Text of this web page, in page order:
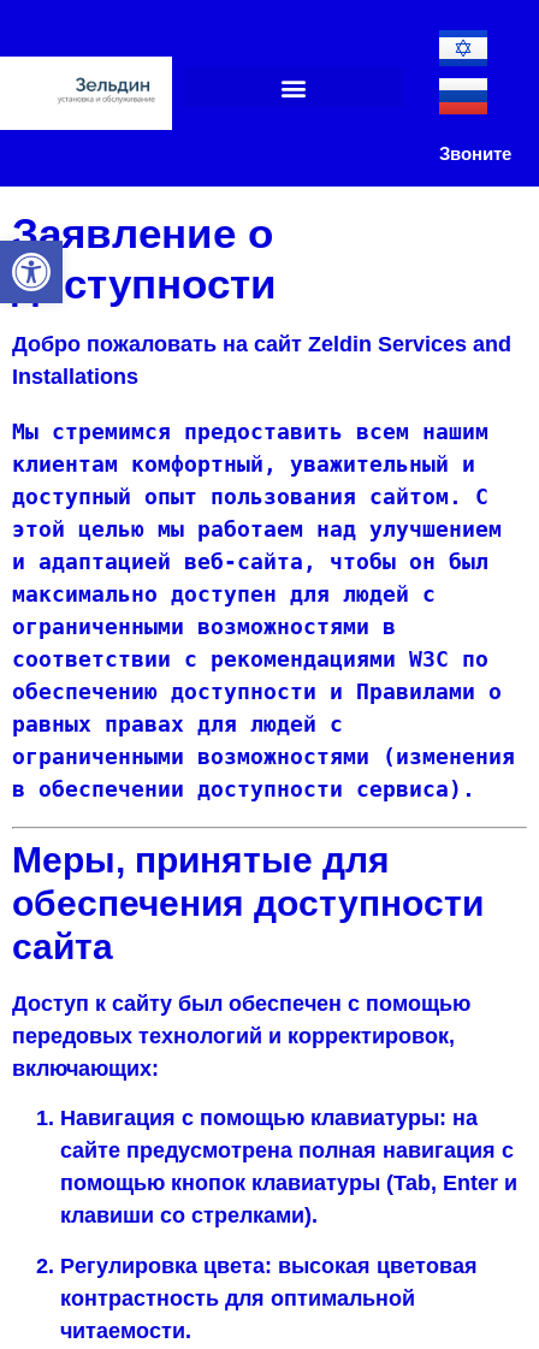
Открыть панель инструментов
Звоните
Заявление о
доступности
Добро пожаловать на сайт Zeldin Services and
Installations
Мы стремимся предоставить всем нашим
клиентам комфортный, уважительный и
доступный опыт пользования сайтом. С
этой целью мы работаем над улучшением
и адаптацией веб-сайта, чтобы он был
максимально доступен для людей с
ограниченными возможностями в
соответствии с рекомендациями W3C по
обеспечению доступности и Правилами о
равных правах для людей с
ограниченными возможностями (изменения
в обеспечении доступности сервиса).
Меры, принятые для
обеспечения доступности
сайта
Доступ к сайту был обеспечен с помощью
передовых технологий и корректировок,
включающих:
Навигация с помощью клавиатуры: на
сайте предусмотрена полная навигация с
помощью кнопок клавиатуры (Tab, Enter и
клавиши со стрелками).
Регулировка цвета: высокая цветовая
контрастность для оптимальной
читаемости.